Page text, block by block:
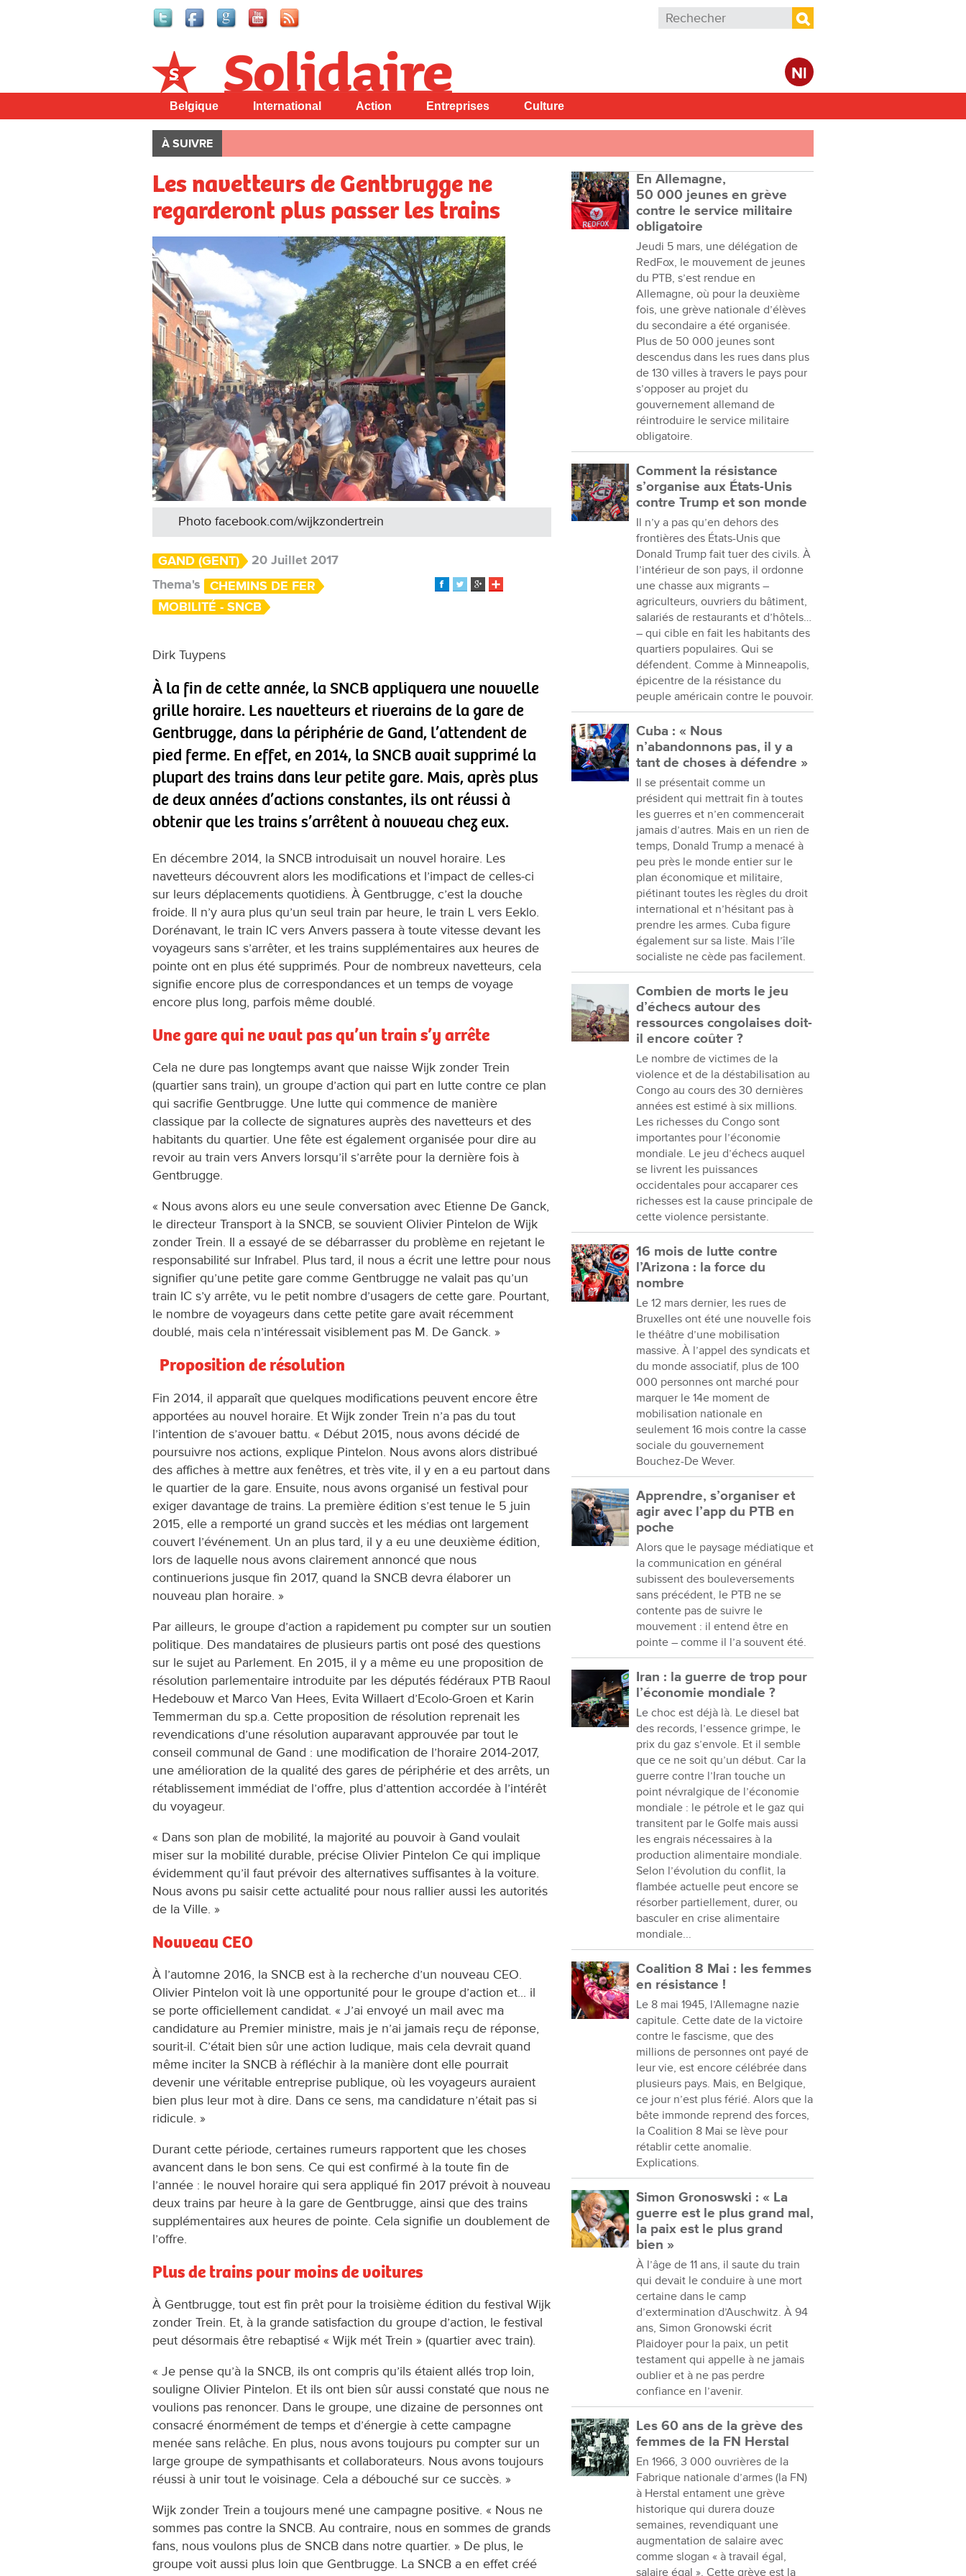
Formulaire de recherche
Rechercher
Nl
Solidaire
Belgique International Action Entreprises Culture
À SUIVRE
Les navetteurs de Gentbrugge ne
regarderont plus passer les trains
Photo facebook.com/wijkzondertrein
GAND (GENT)
20 Juillet 2017
Thema's
CHEMINS DE FER
MOBILITÉ - SNCB
Dirk Tuypens
À la fin de cette année, la SNCB appliquera une nouvelle
grille horaire. Les navetteurs et riverains de la gare de
Gentbrugge, dans la périphérie de Gand, l’attendent de
pied ferme. En effet, en 2014, la SNCB avait supprimé la
plupart des trains dans leur petite gare. Mais, après plus
de deux années d’actions constantes, ils ont réussi à
obtenir que les trains s’arrêtent à nouveau chez eux.
En décembre 2014, la SNCB introduisait un nouvel horaire. Les
navetteurs découvrent alors les modifications et l’impact de celles-ci
sur leurs déplacements quotidiens. À Gentbrugge, c’est la douche
froide. Il n’y aura plus qu’un seul train par heure, le train L vers Eeklo.
Dorénavant, le train IC vers Anvers passera à toute vitesse devant les
voyageurs sans s’arrêter, et les trains supplémentaires aux heures de
pointe ont en plus été supprimés. Pour de nombreux navetteurs, cela
signifie encore plus de correspondances et un temps de voyage
encore plus long, parfois même doublé.
Une gare qui ne vaut pas qu’un train s’y arrête
Cela ne dure pas longtemps avant que naisse Wijk zonder Trein
(quartier sans train), un groupe d’action qui part en lutte contre ce plan
qui sacrifie Gentbrugge. Une lutte qui commence de manière
classique par la collecte de signatures auprès des navetteurs et des
habitants du quartier. Une fête est également organisée pour dire au
revoir au train vers Anvers lorsqu’il s’arrête pour la dernière fois à
Gentbrugge.
« Nous avons alors eu une seule conversation avec Etienne De Ganck,
le directeur Transport à la SNCB, se souvient Olivier Pintelon de Wijk
zonder Trein. Il a essayé de se débarrasser du problème en rejetant le
responsabilité sur Infrabel. Plus tard, il nous a écrit une lettre pour nous
signifier qu’une petite gare comme Gentbrugge ne valait pas qu’un
train IC s’y arrête, vu le petit nombre d’usagers de cette gare. Pourtant,
le nombre de voyageurs dans cette petite gare avait récemment
doublé, mais cela n’intéressait visiblement pas M. De Ganck. »
Proposition de résolution
Fin 2014, il apparaît que quelques modifications peuvent encore être
apportées au nouvel horaire. Et Wijk zonder Trein n’a pas du tout
l’intention de s’avouer battu. « Début 2015, nous avons décidé de
poursuivre nos actions, explique Pintelon. Nous avons alors distribué
des affiches à mettre aux fenêtres, et très vite, il y en a eu partout dans
le quartier de la gare. Ensuite, nous avons organisé un festival pour
exiger davantage de trains. La première édition s’est tenue le 5 juin
2015, elle a remporté un grand succès et les médias ont largement
couvert l’événement. Un an plus tard, il y a eu une deuxième édition,
lors de laquelle nous avons clairement annoncé que nous
continuerions jusque fin 2017, quand la SNCB devra élaborer un
nouveau plan horaire. »
Par ailleurs, le groupe d’action a rapidement pu compter sur un soutien
politique. Des mandataires de plusieurs partis ont posé des questions
sur le sujet au Parlement. En 2015, il y a même eu une proposition de
résolution parlementaire introduite par les députés fédéraux PTB Raoul
Hedebouw et Marco Van Hees, Evita Willaert d’Ecolo-Groen et Karin
Temmerman du sp.a. Cette proposition de résolution reprenait les
revendications d’une résolution auparavant approuvée par tout le
conseil communal de Gand : une modification de l’horaire 2014-2017,
une amélioration de la qualité des gares de périphérie et des arrêts, un
rétablissement immédiat de l’offre, plus d’attention accordée à l’intérêt
du voyageur.
« Dans son plan de mobilité, la majorité au pouvoir à Gand voulait
miser sur la mobilité durable, précise Olivier Pintelon Ce qui implique
évidemment qu’il faut prévoir des alternatives suffisantes à la voiture.
Nous avons pu saisir cette actualité pour nous rallier aussi les autorités
de la Ville. »
Nouveau CEO
À l’automne 2016, la SNCB est à la recherche d’un nouveau CEO.
Olivier Pintelon voit là une opportunité pour le groupe d’action et... il
se porte officiellement candidat. « J’ai envoyé un mail avec ma
candidature au Premier ministre, mais je n’ai jamais reçu de réponse,
sourit-il. C’était bien sûr une action ludique, mais cela devrait quand
même inciter la SNCB à réfléchir à la manière dont elle pourrait
devenir une véritable entreprise publique, où les voyageurs auraient
bien plus leur mot à dire. Dans ce sens, ma candidature n’était pas si
ridicule. »
Durant cette période, certaines rumeurs rapportent que les choses
avancent dans le bon sens. Ce qui est confirmé à la toute fin de
l’année : le nouvel horaire qui sera appliqué fin 2017 prévoit à nouveau
deux trains par heure à la gare de Gentbrugge, ainsi que des trains
supplémentaires aux heures de pointe. Cela signifie un doublement de
l’offre.
Plus de trains pour moins de voitures
À Gentbrugge, tout est fin prêt pour la troisième édition du festival Wijk
zonder Trein. Et, à la grande satisfaction du groupe d’action, le festival
peut désormais être rebaptisé « Wijk mét Trein » (quartier avec train).
« Je pense qu’à la SNCB, ils ont compris qu’ils étaient allés trop loin,
souligne Olivier Pintelon. Et ils ont bien sûr aussi constaté que nous ne
voulions pas renoncer. Dans le groupe, une dizaine de personnes ont
consacré énormément de temps et d’énergie à cette campagne
menée sans relâche. En plus, nous avons toujours pu compter sur un
large groupe de sympathisants et collaborateurs. Nous avons toujours
réussi à unir tout le voisinage. Cela a débouché sur ce succès. »
Wijk zonder Trein a toujours mené une campagne positive. « Nous ne
sommes pas contre la SNCB. Au contraire, nous en sommes de grands
fans, nous voulons plus de SNCB dans notre quartier. » De plus, le
groupe voit aussi plus loin que Gentbrugge. La SNCB a en effet créé
En Allemagne,
50 000 jeunes en grève
contre le service militaire
obligatoire
Jeudi 5 mars, une délégation de
RedFox, le mouvement de jeunes
du PTB, s’est rendue en
Allemagne, où pour la deuxième
fois, une grève nationale d’élèves
du secondaire a été organisée.
Plus de 50 000 jeunes sont
descendus dans les rues dans plus
de 130 villes à travers le pays pour
s’opposer au projet du
gouvernement allemand de
réintroduire le service militaire
obligatoire.
Comment la résistance
s’organise aux États-Unis
contre Trump et son monde
Il n’y a pas qu’en dehors des
frontières des États-Unis que
Donald Trump fait tuer des civils. À
l’intérieur de son pays, il ordonne
une chasse aux migrants –
agriculteurs, ouvriers du bâtiment,
salariés de restaurants et d’hôtels…
– qui cible en fait les habitants des
quartiers populaires. Qui se
défendent. Comme à Minneapolis,
épicentre de la résistance du
peuple américain contre le pouvoir.
Cuba : « Nous
n’abandonnons pas, il y a
tant de choses à défendre »
Il se présentait comme un
président qui mettrait fin à toutes
les guerres et n’en commencerait
jamais d’autres. Mais en un rien de
temps, Donald Trump a menacé à
peu près le monde entier sur le
plan économique et militaire,
piétinant toutes les règles du droit
international et n’hésitant pas à
prendre les armes. Cuba figure
également sur sa liste. Mais l’île
socialiste ne cède pas facilement.
Combien de morts le jeu
d’échecs autour des
ressources congolaises doit-
il encore coûter ?
Le nombre de victimes de la
violence et de la déstabilisation au
Congo au cours des 30 dernières
années est estimé à six millions.
Les richesses du Congo sont
importantes pour l’économie
mondiale. Le jeu d’échecs auquel
se livrent les puissances
occidentales pour accaparer ces
richesses est la cause principale de
cette violence persistante.
16 mois de lutte contre
l’Arizona : la force du
nombre
Le 12 mars dernier, les rues de
Bruxelles ont été une nouvelle fois
le théâtre d’une mobilisation
massive. À l’appel des syndicats et
du monde associatif, plus de 100
000 personnes ont marché pour
marquer le 14e moment de
mobilisation nationale en
seulement 16 mois contre la casse
sociale du gouvernement
Bouchez-De Wever.
Apprendre, s’organiser et
agir avec l’app du PTB en
poche
Alors que le paysage médiatique et
la communication en général
subissent des bouleversements
sans précédent, le PTB ne se
contente pas de suivre le
mouvement : il entend être en
pointe – comme il l’a souvent été.
Iran : la guerre de trop pour
l’économie mondiale ?
Le choc est déjà là. Le diesel bat
des records, l’essence grimpe, le
prix du gaz s’envole. Et il semble
que ce ne soit qu’un début. Car la
guerre contre l’Iran touche un
point névralgique de l’économie
mondiale : le pétrole et le gaz qui
transitent par le Golfe mais aussi
les engrais nécessaires à la
production alimentaire mondiale.
Selon l’évolution du conflit, la
flambée actuelle peut encore se
résorber partiellement, durer, ou
basculer en crise alimentaire
mondiale...
Coalition 8 Mai : les femmes
en résistance !
Le 8 mai 1945, l’Allemagne nazie
capitule. Cette date de la victoire
contre le fascisme, que des
millions de personnes ont payé de
leur vie, est encore célébrée dans
plusieurs pays. Mais, en Belgique,
ce jour n’est plus férié. Alors que la
bête immonde reprend des forces,
la Coalition 8 Mai se lève pour
rétablir cette anomalie.
Explications.
Simon Gronoswski : « La
guerre est le plus grand mal,
la paix est le plus grand
bien »
À l’âge de 11 ans, il saute du train
qui devait le conduire à une mort
certaine dans le camp
d’extermination d’Auschwitz. À 94
ans, Simon Gronowski écrit
Plaidoyer pour la paix, un petit
testament qui appelle à ne jamais
oublier et à ne pas perdre
confiance en l’avenir.
Les 60 ans de la grève des
femmes de la FN Herstal
En 1966, 3 000 ouvrières de la
Fabrique nationale d’armes (la FN)
à Herstal entament une grève
historique qui durera douze
semaines, revendiquant une
augmentation de salaire avec
comme slogan « à travail égal,
salaire égal ». Cette grève est la